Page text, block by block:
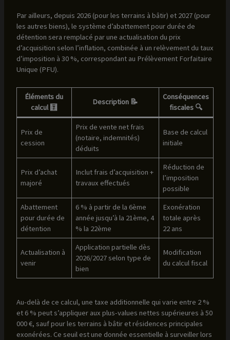
Par ailleurs, depuis 2026 (pour les terrains à bâtir) et 2027 (pour
les autres biens), le système d’abattement pour durée de
détention sera remplacé par une actualisation du prix
d’acquisition selon l’inflation, combinée à un relèvement du taux
d’imposition à 30 %, correspondant au Prélèvement Forfaitaire
Unique (PFU).
Éléments du
calcul 🧮
Description 📝
Conséquences
fiscales 🔍
Prix de
cession
Prix de vente net frais
(notaire, indemnités)
déduits
Base de calcul
initiale
Prix d’achat
majoré
Inclut frais d’acquisition +
travaux effectués
Réduction de
l’imposition
possible
Abattement
pour durée de
détention
6 % à partir de la 6ème
année jusqu’à la 21ème, 4
% la 22ème
Exonération
totale après
22 ans
Actualisation à
venir
Application partielle dès
2026/2027 selon type de
bien
Modification
du calcul fiscal
Au-delà de ce calcul, une taxe additionnelle qui varie entre 2 %
et 6 % peut s’appliquer aux plus-values nettes supérieures à 50
000 €, sauf pour les terrains à bâtir et résidences principales
exonérées. Ce seuil est une donnée essentielle à surveiller lors